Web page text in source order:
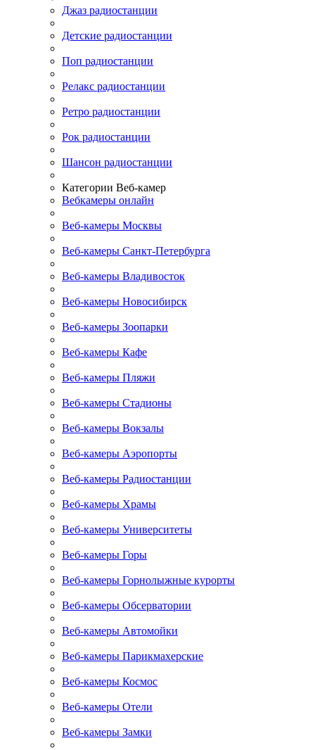
Джаз радиостанции
Детские радиостанции
Поп радиостанции
Релакс радиостанции
Ретро радиостанции
Рок радиостанции
Шансон радиостанции
Категории Веб-камер
Вебкамеры онлайн
Веб-камеры Москвы
Веб-камеры Санкт-Петербурга
Веб-камеры Владивосток
Веб-камеры Новосибирск
Веб-камеры Зоопарки
Веб-камеры Кафе
Веб-камеры Пляжи
Веб-камеры Стадионы
Веб-камеры Вокзалы
Веб-камеры Аэропорты
Веб-камеры Радиостанции
Веб-камеры Храмы
Веб-камеры Университеты
Веб-камеры Горы
Веб-камеры Горнолыжные курорты
Веб-камеры Обсерватории
Веб-камеры Автомойки
Веб-камеры Парикмахерские
Веб-камеры Космос
Веб-камеры Отели
Веб-камеры Замки